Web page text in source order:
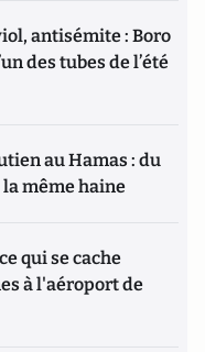
antisémite : Boro
des tubes de l’été
au Hamas : du
la même haine
qui se cache
à l'aéroport de